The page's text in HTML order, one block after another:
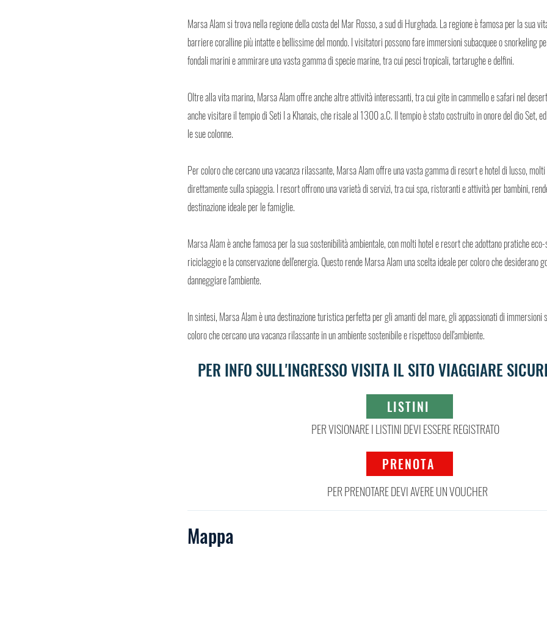
Marsa Alam si trova nella regione della costa del Mar Rosso, a sud di Hurghada. La regione è famosa per la sua
barriere coralline più intatte e bellissime del mondo. I visitatori possono fare immersioni subacquee o snorkeling
fondali marini e ammirare una vasta gamma di specie marine, tra cui pesci tropicali, tartarughe e delfini.
Oltre alla vita marina, Marsa Alam offre anche altre attività interessanti, tra cui gite in cammello e safari nel
anche visitare il tempio di Seti I a Khanais, che risale al 1300 a.C. Il tempio è stato costruito in onore del dio Set,
le sue colonne.
Per coloro che cercano una vacanza rilassante, Marsa Alam offre una vasta gamma di resort e hotel di lusso,
direttamente sulla spiaggia. I resort offrono una varietà di servizi, tra cui spa, ristoranti e attività per bambini,
destinazione ideale per le famiglie.
Marsa Alam è anche famosa per la sua sostenibilità ambientale, con molti hotel e resort che adottano pratiche
riciclaggio e la conservazione dell'energia. Questo rende Marsa Alam una scelta ideale per coloro che desiderano
danneggiare l'ambiente.
In sintesi, Marsa Alam è una destinazione turistica perfetta per gli amanti del mare, gli appassionati di immersioni
coloro che cercano una vacanza rilassante in un ambiente sostenibile e rispettoso dell'ambiente.
PER INFO SULL'INGRESSO VISITA IL SITO VIAGGIARE
LISTINI
PER VISIONARE I LISTINI DEVI ESSERE REGISTRATO
PRENOTA
PER PRENOTARE DEVI AVERE UN VOUCHER
Mappa